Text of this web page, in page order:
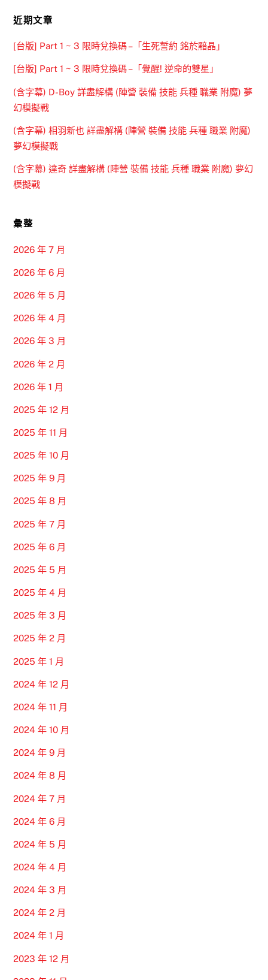
近期文章
[台版] Part 1 ~ 3 限時兌換碼 –「生死誓約 銘於黯晶」
[台版] Part 1 ~ 3 限時兌換碼 –「覺醒! 逆命的雙星」
(含字幕) D-Boy 詳盡解構 (陣營 裝備 技能 兵種 職業 附魔) 夢
幻模擬戰
(含字幕) 相羽新也 詳盡解構 (陣營 裝備 技能 兵種 職業 附魔)
夢幻模擬戰
(含字幕) 達奇 詳盡解構 (陣營 裝備 技能 兵種 職業 附魔) 夢幻
模擬戰
彙整
2026 年 7 月
2026 年 6 月
2026 年 5 月
2026 年 4 月
2026 年 3 月
2026 年 2 月
2026 年 1 月
2025 年 12 月
2025 年 11 月
2025 年 10 月
2025 年 9 月
2025 年 8 月
2025 年 7 月
2025 年 6 月
2025 年 5 月
2025 年 4 月
2025 年 3 月
2025 年 2 月
2025 年 1 月
2024 年 12 月
2024 年 11 月
2024 年 10 月
2024 年 9 月
2024 年 8 月
2024 年 7 月
2024 年 6 月
2024 年 5 月
2024 年 4 月
2024 年 3 月
2024 年 2 月
2024 年 1 月
2023 年 12 月